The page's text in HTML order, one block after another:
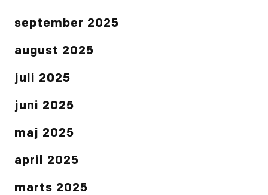
september 2025
august 2025
juli 2025
juni 2025
maj 2025
april 2025
marts 2025